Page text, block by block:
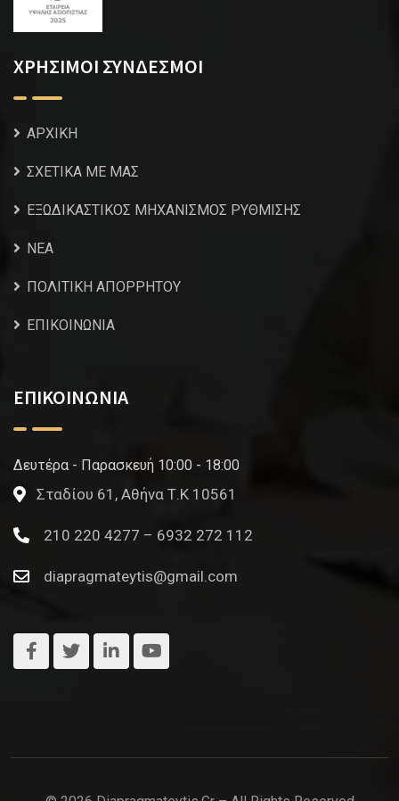
ΧΡΗΣΙΜΟΙ ΣΥΝΔΕΣΜΟΙ
ΑΡΧΙΚΗ
ΣΧΕΤΙΚΑ ΜΕ ΜΑΣ
ΕΞΩΔΙΚΑΣΤΙΚΟΣ ΜΗΧΑΝΙΣΜΟΣ ΡΥΘΜΙΣΗΣ
NEA
ΠΟΛΙΤΙΚΗ ΑΠΟΡΡΗΤΟΥ
ΕΠΙΚΟΙΝΩΝΙΑ
ΕΠΙΚΟΙΝΩΝΙΑ
Δευτέρα - Παρασκευή 10:00 - 18:00
Σταδίου 61, Αθήνα Τ.Κ 10561
210 220 4277 – 6932 272 112
diapragmateytis@gmail.com